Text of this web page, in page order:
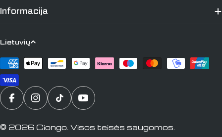
Informacija
K
a
l
b
a
Lietuvių
Apmokėjimo
būdai
Translation missing:
„Instagram“
„TikTok“„YouTube“
© 2026 Ciongo. Visos teisės saugomos.